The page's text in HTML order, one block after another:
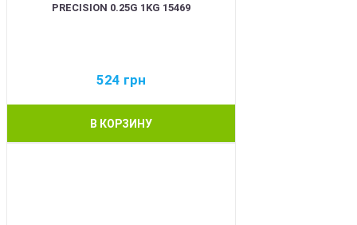
PRECISION 0.25G 1KG 15469
524 грн
В КОРЗИНУ